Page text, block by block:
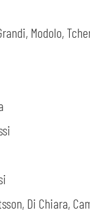
Modolo,
Di Chiara,